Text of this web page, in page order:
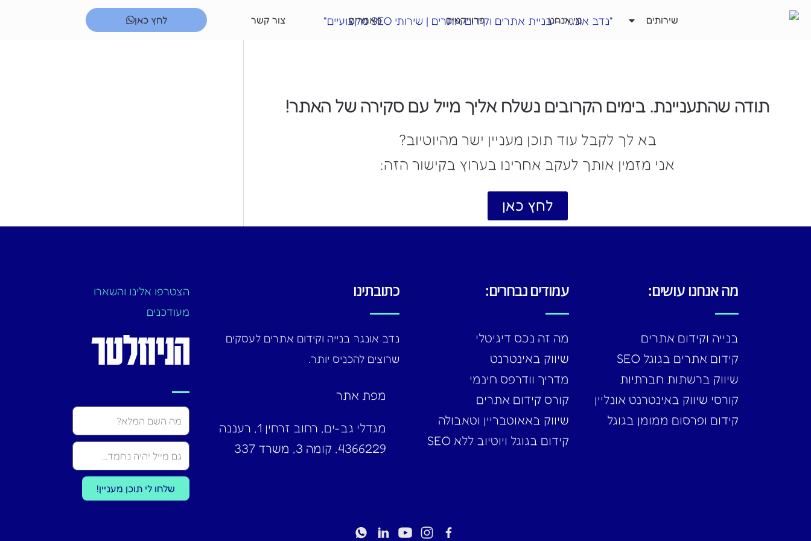
דילוג
שירותים מי אנחנו פרוייקטים מאמרים צור קשר לחץ כאן
תודה שהתעניינת. בימים הקרובים נשלח אליך מייל עם סקירה של האתר!
בא לך לקבל עוד תוכן מעניין ישר מהיוטיוב?
אני מזמין אותך לעקב אחרינו בערוץ בקישור הזה:
לחץ כאן
מה אנחנו עושים:
בנייה וקידום אתרים
קידום אתרים בגוגל SEO
שיווק ברשתות חברתיות
קורסי שיווק באינטרנט אונליין
קידום ופרסום ממומן בגוגל
עמודים נבחרים:
מה זה נכס דיגיטלי
שיווק באינטרנט
מדריך וודרפס חינמי
קורס קידום אתרים
שיווק באאוטבריין וטאבולה
קידום בגוגל ויוטיוב ללא SEO
כתובתינו
נדב אונגר בנייה וקידום אתרים לעסקים
שרוצים להכניס יותר.
מפת אתר
מגדלי גב-ים, רחוב זרחין 1, רעננה
4366229, קומה 3, משרד 337
הצטרפו אלינו והשארו
מעודכנים
הניוזלטר
שלחו לי תוכן מעניין!